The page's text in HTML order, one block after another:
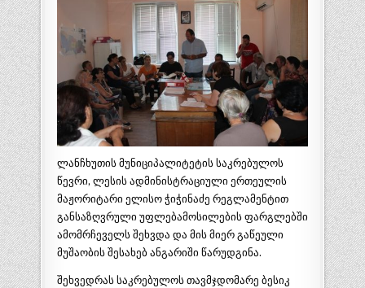
ლანჩხუთის მუნიციპალიტეტის საკრებულოს
წევრი, ლესის ადმინისტრაციული ერთეულის
მაჟორიტარი ელისო ჭიჭინაძე რეგლამენტით
განსაზღვრული უფლებამოსილების ფარგლებში
ამომრჩეველს შეხვდა და მის მიერ გაწეული
მუშაობის შესახებ ანგარიში წარუდგინა.
შეხვედრას საკრებულოს თავმჯდომარე ბესიკ